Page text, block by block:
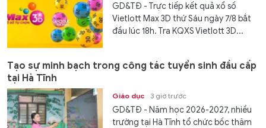
GD&TĐ - Trực tiếp kết quả xổ số
Vietlott Max 3D thứ Sáu ngày 7/8 bắt
đầu lúc 18h. Tra KQXS Vietlott 3D...
Tạo sự minh bạch trong công tác tuyển sinh đầu cấp
tại Hà Tĩnh
Giáo dục 3 giờ trước
GD&TĐ - Năm học 2026-2027, nhiều
trường tại Hà Tĩnh tổ chức bốc thăm